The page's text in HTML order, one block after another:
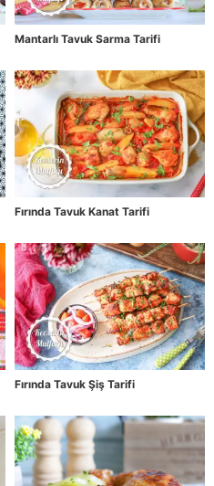
Mantarlı Tavuk Sarma Tarifi
Fırında Tavuk Kanat Tarifi
Fırında Tavuk Şiş Tarifi